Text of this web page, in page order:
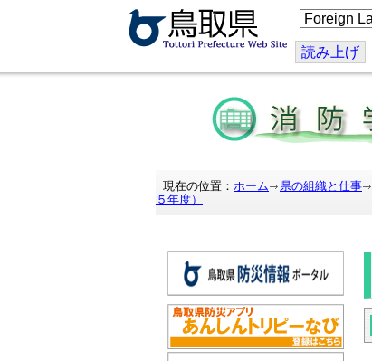
こ
の
ペ
ジ
を
訳
す
る
読み上げ
現在の位置： ホーム 県の組織と仕事
５年度）